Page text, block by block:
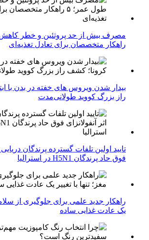
راهکار متخصصان برای تعادل تغذیه‌ای
بیدار شدن ویروس‌ های خفته در بدن با
راز بزرگ کووید طولانی‌مدت
تایید اولین تلفات گسترده پرندگان دریایی
فوق حاد پرندگان H5N1 در استرالیا
راهکار جدید علمی برای جلوگیری از
یک عادت غذایی ساده